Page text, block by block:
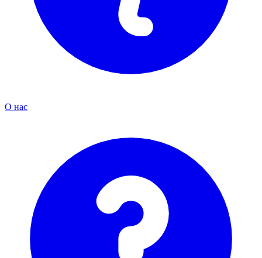
О нас